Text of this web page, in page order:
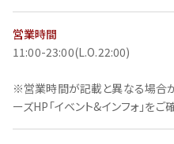
営業時間
11:00-23:00(L.O.22:00)
※営業時間が記載と異なる場合
ーズHP「イベント&インフォ」をご